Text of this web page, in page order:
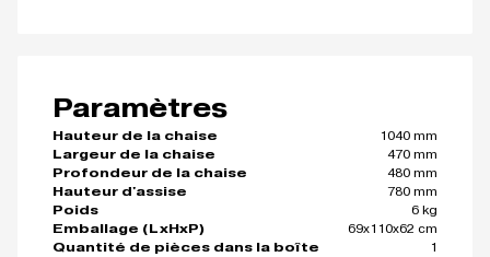
Paramètres
Hauteur de la chaise
1040 mm
Largeur de la chaise
470 mm
Profondeur de la chaise
480 mm
Hauteur d'assise
780 mm
Poids
6 kg
Emballage (LxHxP)
69x110x62 cm
Quantité de pièces dans la boîte
1